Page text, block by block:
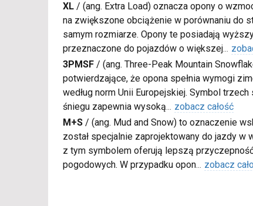
XL / (ang. Extra Load) oznacza opony o
na zwiększone obciążenie w porównaniu do
samym rozmiarze. Opony te posiadają
przeznaczone do pojazdów o większej...
3PMSF / (ang. Three-Peak Mountain
potwierdzające, że opona spełnia wymogi
według norm Unii Europejskiej. Symbol
śniegu zapewnia wysoką... zobacz całość
M+S / (ang. Mud and Snow) to oznaczenie
został specjalnie zaprojektowany do jazdy w
z tym symbolem oferują lepszą
pogodowych. W przypadku opon... zobacz